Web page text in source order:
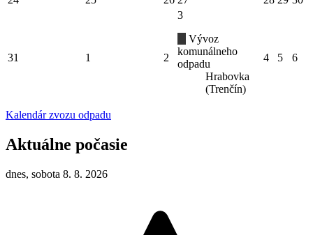
31 1 2
3
Vývoz
komunálneho
odpadu
Hrabovka
(Trenčín)
4 5 6
Kalendár zvozu odpadu
Aktuálne počasie
dnes, sobota 8. 8. 2026